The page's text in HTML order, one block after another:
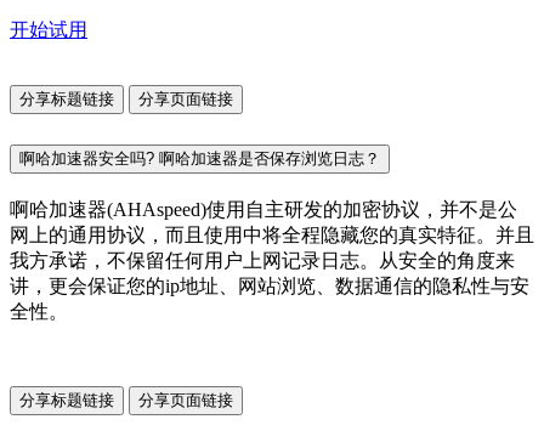
开始试用
分享标题链接 分享页面链接
啊哈加速器安全吗? 啊哈加速器是否保存浏览日志？
啊哈加速器(AHAspeed)使用自主研发的加密协议，并不是公
网上的通用协议，而且使用中将全程隐藏您的真实特征。并且
我方承诺，不保留任何用户上网记录日志。从安全的角度来
讲，更会保证您的ip地址、网站浏览、数据通信的隐私性与安
全性。
分享标题链接 分享页面链接